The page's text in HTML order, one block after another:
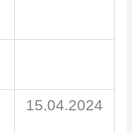
15.04.2024